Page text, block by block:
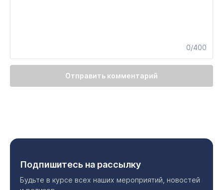
0/400
Отправить комментарий
Подпишитесь на рассылку
Будьте в курсе всех наших мероприятий, новостей